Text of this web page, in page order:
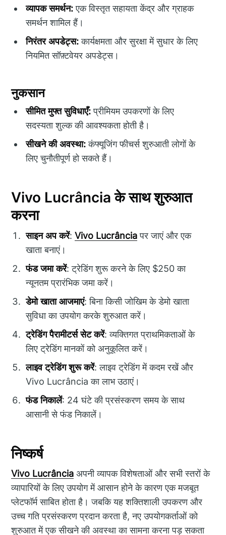
व्यापक समर्थन:एक विस्तृत सहायता केंद्र और ग्राहक
समर्थन शामिल हैं।
निरंतर अपडेट्स:कार्यक्षमता और सुरक्षा में सुधार के लिए
नियमित सॉफ़्टवेयर अपडेट्स।
नुकसान
सीमित मुफ्त सुविधाएँ:प्रीमियम उपकरणों के लिए
सदस्यता शुल्क की आवश्यकता होती है।
सीखने की अवस्था:कंफ्यूजिंग फीचर्स शुरुआती लोगों के
लिए चुनौतीपूर्ण हो सकते हैं।
Vivo Lucrância के साथ शुरुआत
करना
साइन अप करें:Vivo Lucrânciaपर जाएं और एक
खाता बनाएं।
फंड जमा करें: ट्रेडिंग शुरू करने के लिए $250 का
न्यूनतम प्रारंभिक जमा करें।
डेमो खाता आजमाएं: बिना किसी जोखिम के डेमो खाता
सुविधा का उपयोग करके शुरुआत करें।
ट्रेडिंग पैरामीटर्स सेट करें: व्यक्तिगत प्राथमिकताओं के
लिए ट्रेडिंग मानकों को अनुकूलित करें।
लाइव ट्रेडिंग शुरू करें: लाइव ट्रेडिंग में कदम रखें और
Vivo Lucrância का लाभ उठाएं।
फंड निकालें: 24 घंटे की प्रसंस्करण समय के साथ
आसानी से फंड निकालें।
निष्कर्ष
Vivo Lucrância अपनी व्यापक विशेषताओं और सभी स्तरों के
व्यापारियों के लिए उपयोग में आसान होने के कारण एक मजबूत
प्लेटफॉर्म साबित होता है। जबकि यह शक्तिशाली उपकरण और
उच्च गति प्रसंस्करण प्रदान करता है, नए उपयोगकर्ताओं को
शुरुआत में एक सीखने की अवस्था का सामना करना पड़ सकता